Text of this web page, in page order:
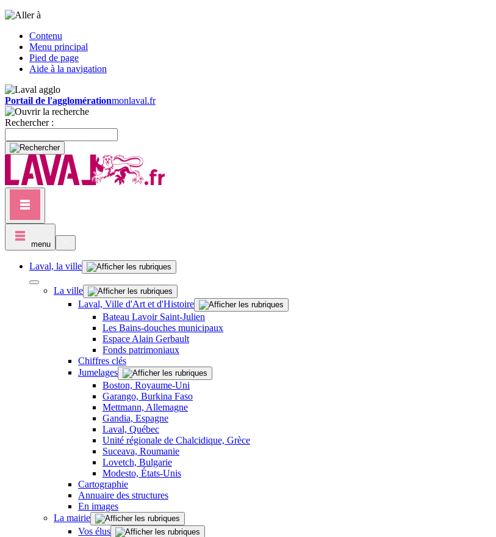
Contenu
Menu principal
Pied de page
Aide à la navigation
Portail de l'agglomérationmonlaval.fr
Rechercher :
menu
Laval, la ville
La ville
Laval, Ville d'Art et d'Histoire
Bateau Lavoir Saint-Julien
Les Bains-douches municipaux
Espace Alain Gerbault
Fonds patrimoniaux
Chiffres clés
Jumelages
Boston, Royaume-Uni
Garango, Burkina Faso
Mettmann, Allemagne
Gandia, Espagne
Laval, Québec
Unité régionale de Chalcidique, Grèce
Suceava, Roumanie
Lovetch, Bulgarie
Modesto, États-Unis
Cartographie
Annuaire des structures
En images
La mairie
Vos élus